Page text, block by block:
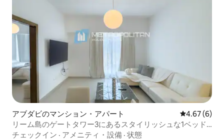
アブダビのマンション・アパート レビュー6
4.67 (6)
リーム島のゲートタワー3にあるスタイリッシュな1ベッド
ルーム
チェックイン · アメニティ・設備 · 状態